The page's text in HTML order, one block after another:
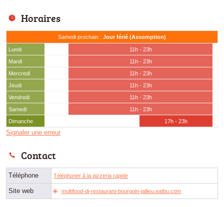
Horaires
Samedi prochain : Jour férié (Assomption)
Lundi
11h - 23h
Mardi
11h - 23h
Mercredi
11h - 23h
Jeudi
11h - 23h
Vendredi
11h - 23h
Samedi
11h - 23h
Dimanche
17h - 23h
Signaler une erreur
Contact
Téléphone Téléphoner à la pizzeria rapide
Site web multifood-dj-restaurant-bourgoin-jallieu.eatbu.com